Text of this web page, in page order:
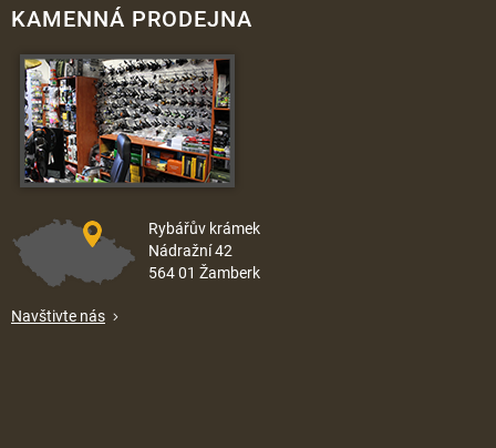
KAMENNÁ PRODEJNA
Rybářův krámek
Nádražní 42
564 01 Žamberk
Navštivte nás